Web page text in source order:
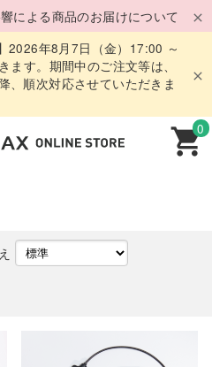
による商品のお届けについて
2026年8月7日（金）17:00 ～
す。期間中のご注文等は、
、順次対応させていただきま
0